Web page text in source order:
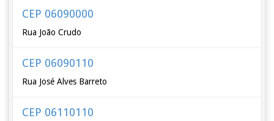
CEP 06090000
Rua João Crudo
CEP 06090110
Rua José Alves Barreto
CEP 06110110